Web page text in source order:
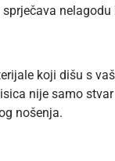
koji dišu s
nije samo
nošenja.